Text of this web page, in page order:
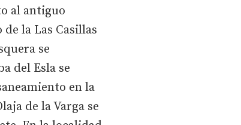
al antiguo
la Las Casillas
se
del Esla se
en la
de la Varga se